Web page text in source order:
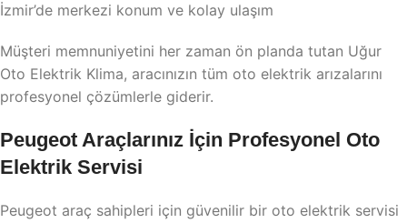
İzmir’de merkezi konum ve kolay ulaşım
Müşteri memnuniyetini her zaman ön planda tutan Uğur
Oto Elektrik Klima, aracınızın tüm oto elektrik arızalarını
profesyonel çözümlerle giderir.
Peugeot Araçlarınız İçin Profesyonel Oto
Elektrik Servisi
Peugeot araç sahipleri için güvenilir bir oto elektrik servisi